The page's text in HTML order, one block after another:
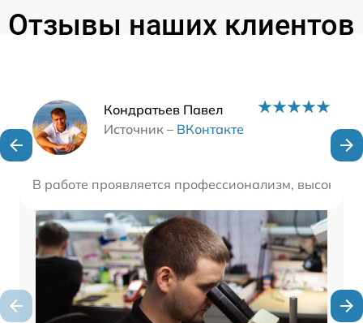
Отзывы наших клиентов
Кондратьев Павел
Источник – ВКонтакте
В работе проявляется профессионализм, высокая
Наши мастера